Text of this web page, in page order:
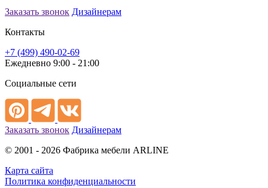
Заказать звонок Дизайнерам
Контакты
+7 (499) 490-02-69
Ежедневно 9:00 - 21:00
Социальные сети
Заказать звонок Дизайнерам
© 2001 - 2026 Фабрика мебели ARLINE
Карта сайта
Политика конфиденциальности